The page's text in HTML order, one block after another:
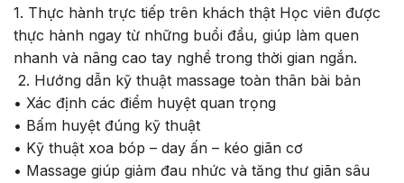
1. Thực hành trực tiếp trên khách thật Học viên được
thực hành ngay từ những buổi đầu, giúp làm quen
nhanh và nâng cao tay nghề trong thời gian ngắn.
2. Hướng dẫn kỹ thuật massage toàn thân bài bản
• Xác định các điểm huyệt quan trọng
• Bấm huyệt đúng kỹ thuật
• Kỹ thuật xoa bóp – day ấn – kéo giãn cơ
• Massage giúp giảm đau nhức và tăng thư giãn sâu